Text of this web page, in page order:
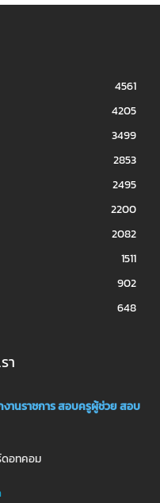
4561
4205
3499
2853
2495
2200
2082
1511
902
648
า
านราชการสอบครูผู้ช่วยสอบ
ดอทคอม